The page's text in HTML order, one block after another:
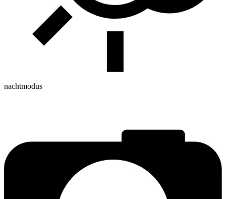
nachtmodus